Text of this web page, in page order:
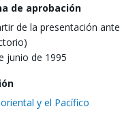
de aprobación
de la presentación ante
junio de 1995
y el Pacífico